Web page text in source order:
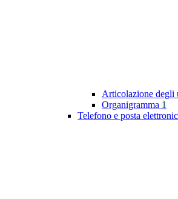
Articolazione degli
Organigramma 1
Telefono e posta